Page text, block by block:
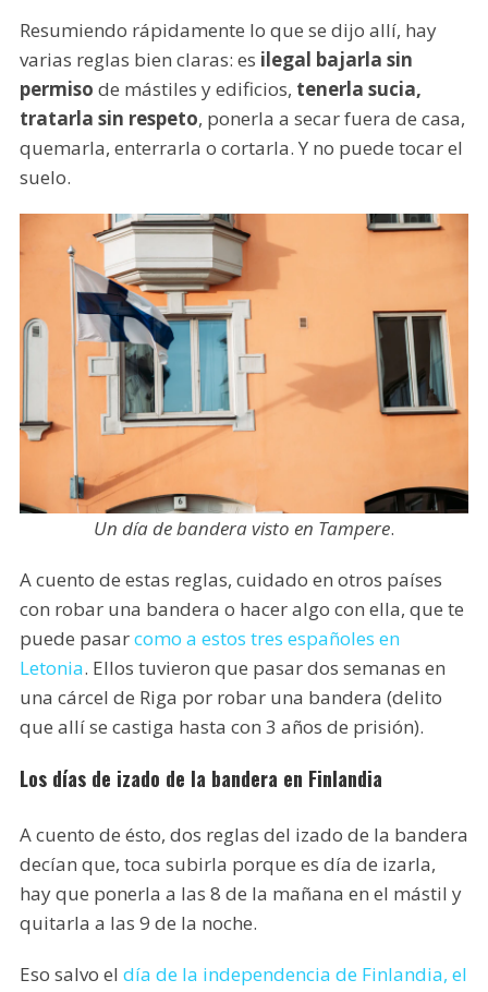
Resumiendo rápidamente lo que se dijo allí, hay
varias reglas bien claras: es ilegal bajarla sin
permiso de mástiles y edificios, tenerla sucia,
tratarla sin respeto, ponerla a secar fuera de casa,
quemarla, enterrarla o cortarla. Y no puede tocar el
suelo.
Un día de bandera visto en Tampere.
A cuento de estas reglas, cuidado en otros países
con robar una bandera o hacer algo con ella, que te
puede pasarcomo a estos tres españoles en
Letonia. Ellos tuvieron que pasar dos semanas en
una cárcel de Riga por robar una bandera (delito
que allí se castiga hasta con 3 años de prisión).
Los días de izado de la bandera en Finlandia
A cuento de ésto, dos reglas del izado de la bandera
decían que, toca subirla porque es día de izarla,
hay que ponerla a las 8 de la mañana en el mástil y
quitarla a las 9 de la noche.
Eso salvo el día de la independencia de Finlandia, el